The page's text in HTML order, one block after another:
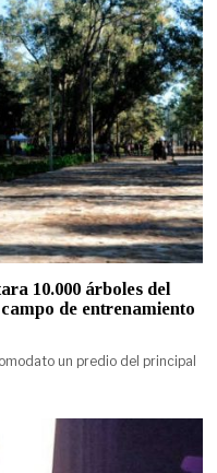
10.000 árboles del
de entrenamiento
un predio del principal